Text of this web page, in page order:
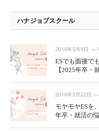
ハナジョブスクール
2016年5月9日
ESでも面接で
【2025年卒・
2016年3月22日
モヤモヤESを
年卒・就活の